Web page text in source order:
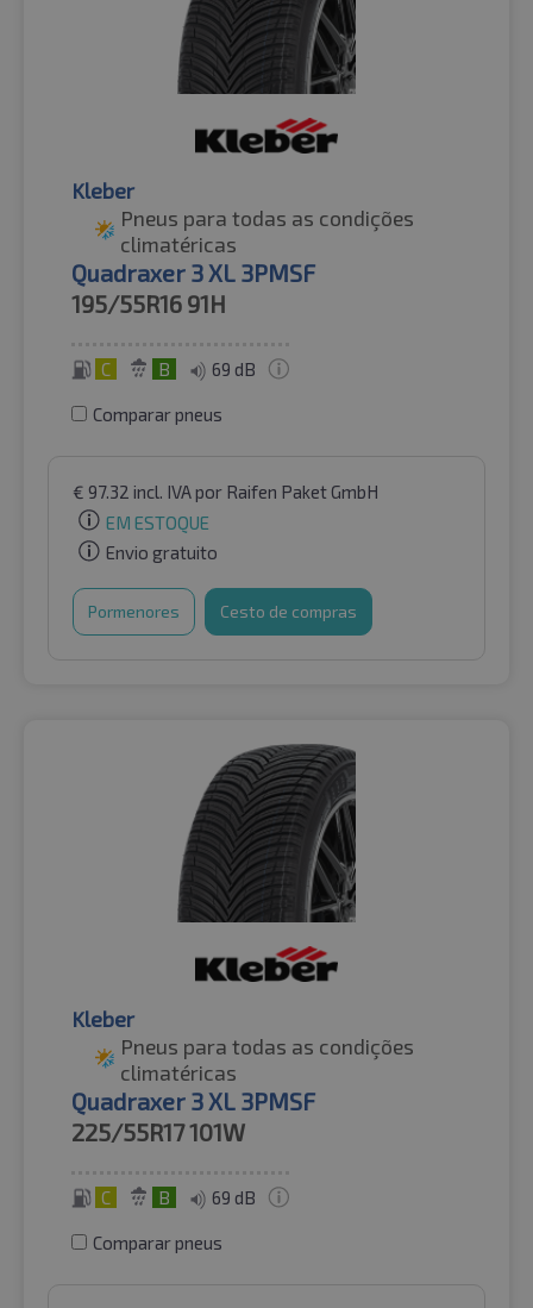
Kleber
Pneus para todas as condições
climatéricas
Quadraxer 3 XL 3PMSF
195/55R16 91H
C B 69 dB
Comparar pneus
€ 97.32 incl. IVApor Raifen Paket GmbH
EM ESTOQUE
Envio gratuito
Pormenores Cesto de compras
Kleber
Pneus para todas as condições
climatéricas
Quadraxer 3 XL 3PMSF
225/55R17101W
C B 69 dB
Comparar pneus